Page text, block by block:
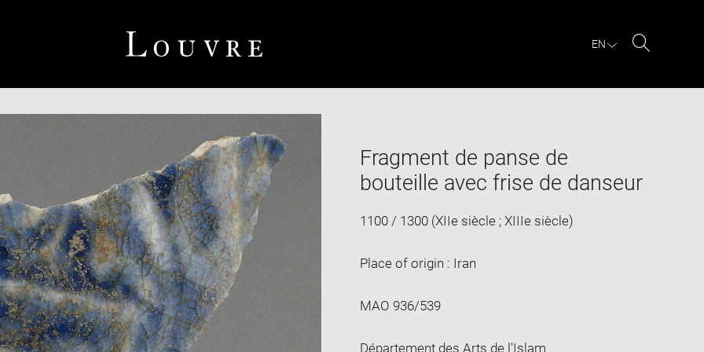
EN
Fragment de panse de
bouteille avec frise de danseur
1100 / 1300 (XIIe siècle ; XIIIe siècle)
Place of origin : Iran
MAO 936/539
Département des Arts de l'Islam